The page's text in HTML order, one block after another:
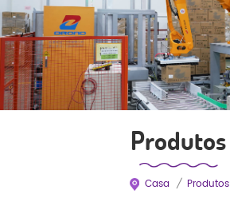
Produtos
Casa / Produtos